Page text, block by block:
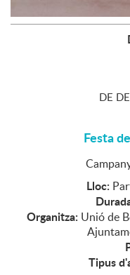
DE
Festa
Lloc:
Organitza: Unió de
Tipus